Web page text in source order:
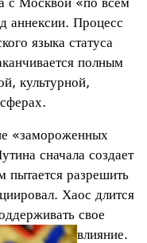
аннексии. Процесс
языка статуса
полным
культурной,
«замороженных
сначала создает
пытается разрешить
Хаос длится
свое
влияние.